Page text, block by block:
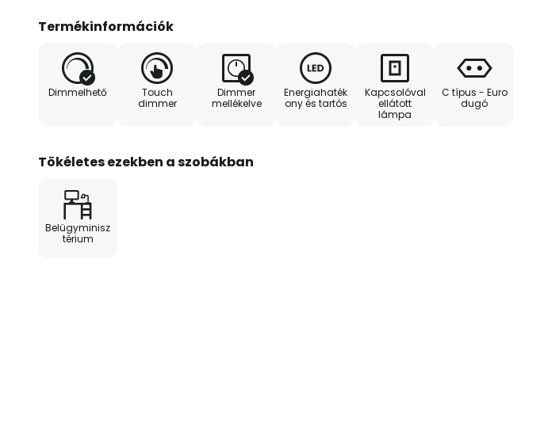
közötti spektrumban a "melegfehértől" a "nappali fényig", és a
fényerőszabályzóval ("+/-" szimbólummal ellátott gomb). A
LED-es asztali lámpa a hagyományos be-/kikapcsoló mellett 60
perces időzítővel is rendelkezik (óra szimbólummal ellátott
gomb), így a lámpa ez idő után automatikusan kikapcsol.
- "Tanulás" - kb. 5000 Kelvin (univerzális fehér) - "Pihenés" - kb.
Termékinformációk
Dimmelhető
Touch
dimmer
Dimmer
mellékelve
Energiahaték
ony és tartós
Kapcsolóval
ellátott
lámpa
C típus - Euro
dugó
Tökéletes ezekben a szobákban
Belügyminisz
térium